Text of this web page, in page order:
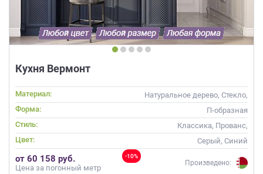
Кухня Вермонт
Материал:
Натуральное дерево, Стекло,
Массив
Форма:
П-образная
Стиль:
Классика, Прованс,
Скандинавский, Неоклассика
Цвет: Серый, Синий
-10%
от 60 158 руб.
Цена за погонный метр
Произведено: